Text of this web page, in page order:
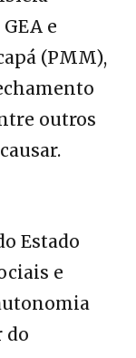
e
(PMM),
outros
Estado
e
do